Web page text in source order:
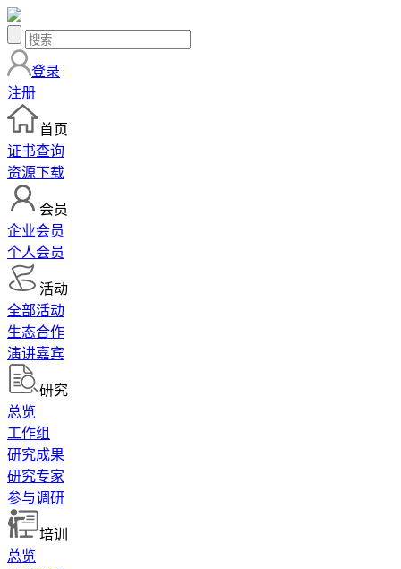
登录
注册
首页
证书查询
资源下载
会员
企业会员
个人会员
活动
全部活动
生态合作
演讲嘉宾
研究
总览
工作组
研究成果
研究专家
参与调研
培训
总览